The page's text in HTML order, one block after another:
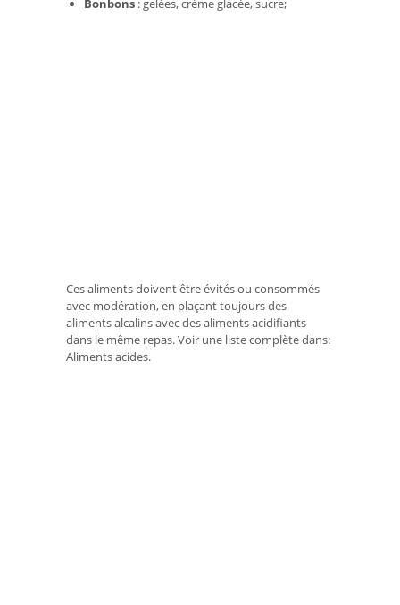
Bonbons : gelées, crème glacée, sucre;
Ces aliments doivent être évités ou consommés
avec modération, en plaçant toujours des
aliments alcalins avec des aliments acidifiants
dans le même repas. Voir une liste complète dans:
Aliments acides.